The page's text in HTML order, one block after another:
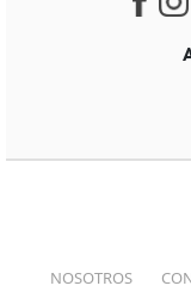
NOSOTROS